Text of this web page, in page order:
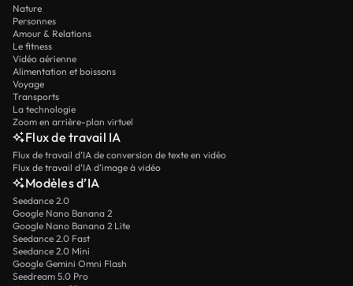
Nature
Personnes
Amour & Relations
Le fitness
Vidéo aérienne
Alimentation et boissons
Voyage
Transports
La technologie
Zoom en arrière-plan virtuel
Flux de travail IA
Flux de travail d’IA de conversion de texte en vidéo
Flux de travail d’IA d’image à vidéo
Modèles d’IA
Seedance 2.0
Google Nano Banana 2
Google Nano Banana 2 Lite
Seedance 2.0 Fast
Seedance 2.0 Mini
Google Gemini Omni Flash
Seedream 5.0 Pro